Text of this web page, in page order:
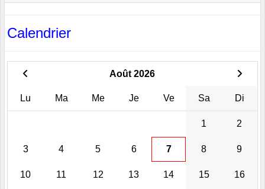
Calendrier
Août 2026
Lu Ma Me Je Ve Sa Di
1 2
3 4 5 6 7 8 9
10 11 12 13 14 15 16